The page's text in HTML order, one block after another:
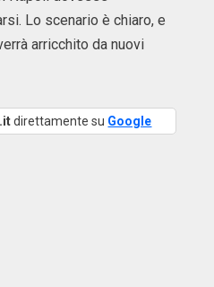
Lo scenario è chiaro, e
arricchito da nuovi
direttamente su Google